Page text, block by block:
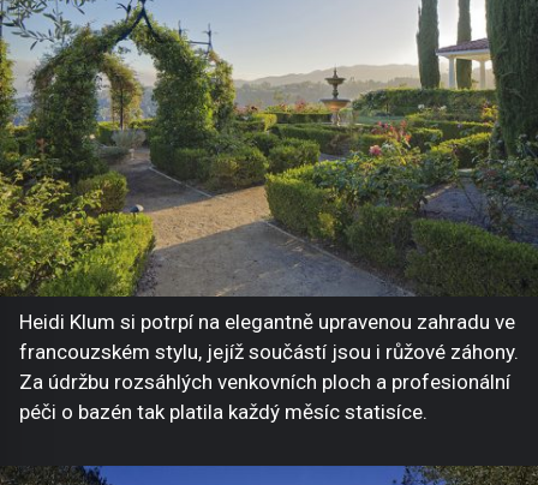
Heidi Klum si potrpí na elegantně upravenou zahradu ve
francouzském stylu, jejíž součástí jsou i růžové záhony.
Za údržbu rozsáhlých venkovních ploch a profesionální
péči o bazén tak platila každý měsíc statisíce.